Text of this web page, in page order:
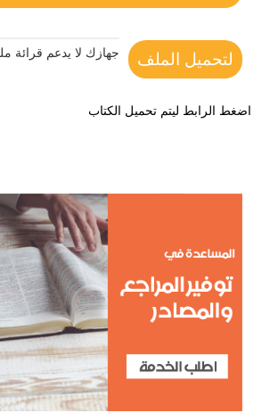
لتحميل الملف جهازك لا يدعم قرائة
اضغط الرابط ليتم تحميل الكتاب